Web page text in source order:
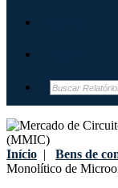
Início | Bens de
Monolítico de